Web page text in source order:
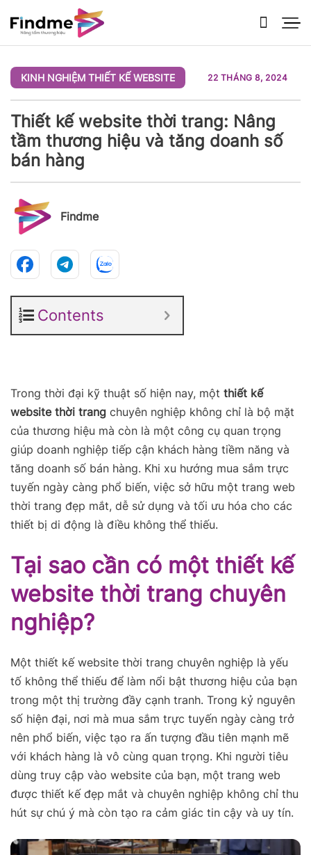
qua
nội
KINH NGHIỆM THIẾT KẾ WEBSITE 22 THÁNG 8, 2024
Thiết kế website thời trang: Nâng
tầm thương hiệu và tăng doanh số
bán hàng
Findme
Contents
Trong thời đại kỹ thuật số hiện nay, một thiết kế
website thời trang chuyên nghiệp không chỉ là bộ mặt
của thương hiệu mà còn là một công cụ quan trọng
giúp doanh nghiệp tiếp cận khách hàng tiềm năng và
tăng doanh số bán hàng. Khi xu hướng mua sắm trực
tuyến ngày càng phổ biến, việc sở hữu một trang web
thời trang đẹp mắt, dễ sử dụng và tối ưu hóa cho các
thiết bị di động là điều không thể thiếu.
Tại sao cần có một thiết kế
website thời trang chuyên
nghiệp?
Một thiết kế website thời trang chuyên nghiệp là yếu
tố không thể thiếu để làm nổi bật thương hiệu của bạn
trong một thị trường đầy cạnh tranh. Trong kỷ nguyên
số hiện đại, nơi mà mua sắm trực tuyến ngày càng trở
nên phổ biến, việc tạo ra ấn tượng đầu tiên mạnh mẽ
với khách hàng là vô cùng quan trọng. Khi người tiêu
dùng truy cập vào website của bạn, một trang web
được thiết kế đẹp mắt và chuyên nghiệp không chỉ thu
hút sự chú ý mà còn tạo ra cảm giác tin cậy và uy tín.